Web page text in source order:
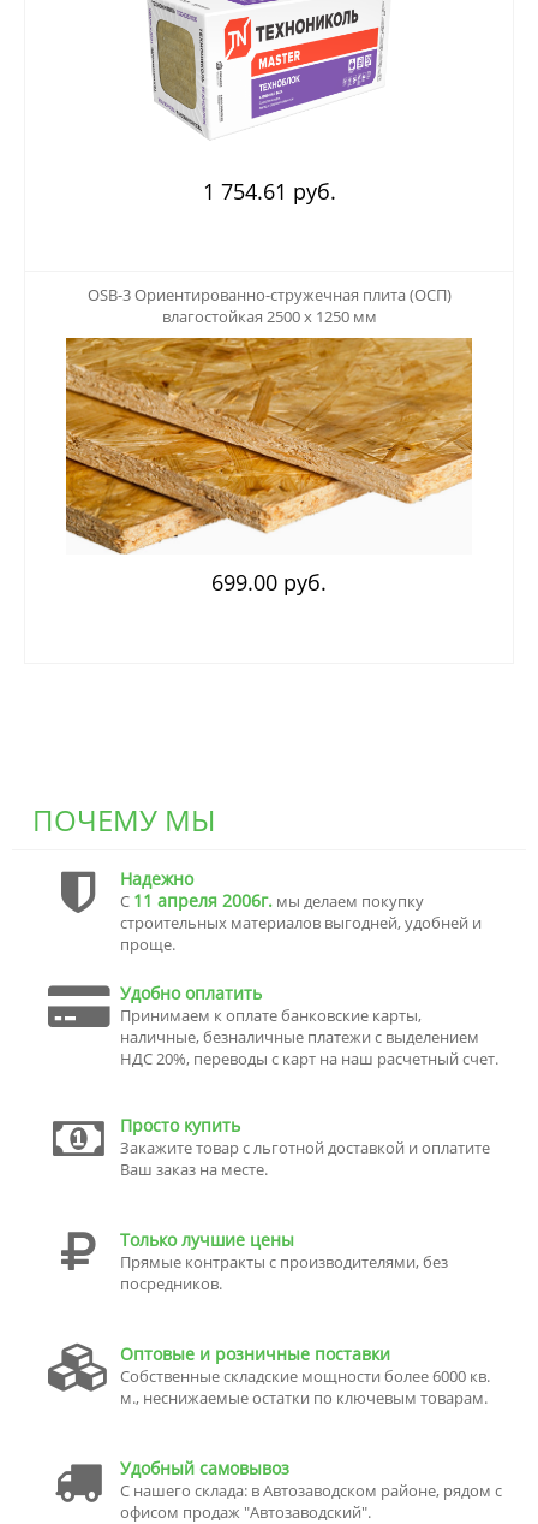
1 754.61 руб.
OSB-3 Ориентированно-стружечная плита (ОСП)
влагостойкая 2500 х 1250 мм
699.00 руб.
ПОЧЕМУ МЫ
Надежно
С 11 апреля 2006г. мы делаем покупку
строительных материалов выгодней, удобней и
проще.
Удобно оплатить
Принимаем к оплате банковские карты,
наличные, безналичные платежи с выделением
НДС 20%, переводы с карт на наш расчетный счет.
Просто купить
Закажите товар с льготной доставкой и оплатите
Ваш заказ на месте.
Только лучшие цены
Прямые контракты с производителями, без
посредников.
Оптовые и розничные поставки
Собственные складские мощности более 6000 кв.
м., неснижаемые остатки по ключевым товарам.
Удобный самовывоз
С нашего склада: в Автозаводском районе, рядом с
офисом продаж "Автозаводский".